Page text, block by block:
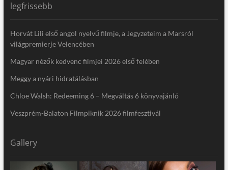
legfrissebb
Horvát Lili első angol nyelvű filmje, a Jegyzeteim a Marsról
világpremierje Velencében
Magyar nézők kedvenc filmjei 2026 első felében
Meggy a nyári hidratálásban
Chloe Walsh: Redeeming 6 – Megváltás 6 könyvajánló
Veszprém-Balaton Filmpiknik 2026 filmfesztivál
Gallery